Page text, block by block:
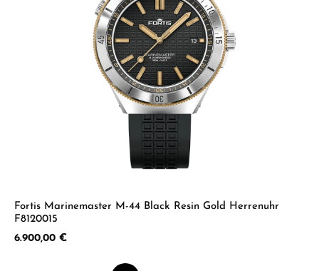
Fortis Marinemaster M-44 Black Resin Gold Herrenuhr
F8120015
Regulärer Preis:
6.900,00 €